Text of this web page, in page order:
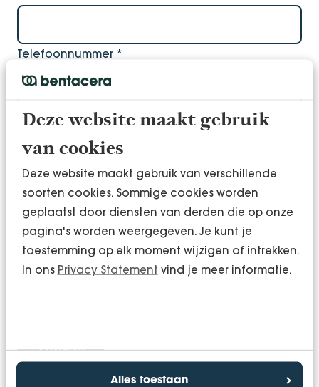
Deze website maakt gebruik
van cookies
Deze website maakt gebruik van verschillende
soorten cookies. Sommige cookies worden
geplaatst door diensten van derden die op onze
pagina's worden weergegeven. Je kunt je
toestemming op elk moment wijzigen of intrekken.
In ons Privacy Statement vind je meer informatie.
Alles toestaan
Telefoonnummer *
E-mailadres*
Bedrijfsnaam *
Toestemming voor het opslaan van gegevens*
Ja, ik geef toestemming voor het opslaan en